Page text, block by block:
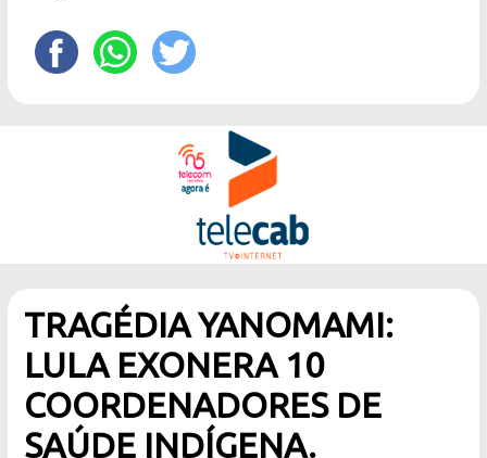
TRAGÉDIA YANOMAMI:
LULA EXONERA 10
COORDENADORES DE
SAÚDE INDÍGENA.